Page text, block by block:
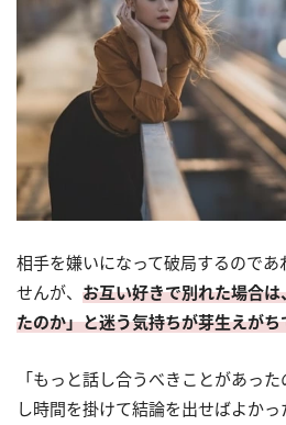
相手を嫌いになって破局するので
せんが、 お互い好きで別れた場合
たのか」と迷う気持ちが芽生えがち
「もっと話し合うべきことがあっ
し時間を掛けて結論を出せばよか